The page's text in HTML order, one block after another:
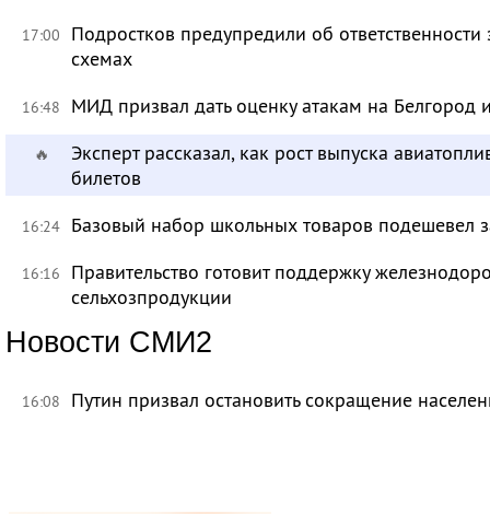
17:00
Подростков предупредили об
схемах
16:48 МИД призвал дать оценку атакам на Белгород
🔥
Эксперт рассказал, как рост выпуска
билетов
16:24 Базовый набор школьных товаров подешевел
16:16
Правительство готовит поддержку
сельхозпродукции
Новости СМИ2
16:08 Путин призвал остановить сокращение